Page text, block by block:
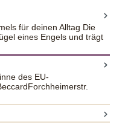
für deinen Alltag Die
eines Engels und trägt
des EU-